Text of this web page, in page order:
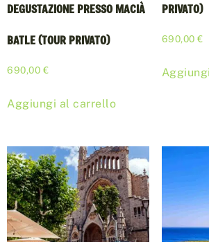
DEGUSTAZIONE PRESSO MACIÀ
BATLE (TOUR PRIVATO)
690,00 €
Aggiungi al carrello
PRIVATO)
690,00€